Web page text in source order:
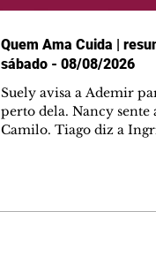
Quem Ama Cuida |
sábado - 08/08/2026
Suely avisa a Ademir
perto dela. Nancy
Camilo. Tiago diz a